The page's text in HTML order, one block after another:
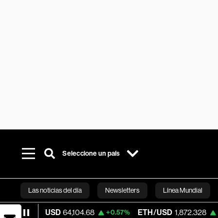
Seleccione un país
Las noticias del día Newsletters Línea Mundial
Bloomberg
USD 64,104.68 +0.57% ETH/USD 1,872.328 +0.26%